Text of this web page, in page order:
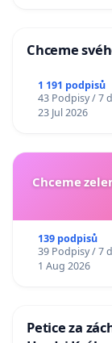
Chceme
1 191 podpisů
43 Podpisy / 7
23 Jul 2026
Chceme
139 podpisů
39 Podpisy / 7
1 Aug 2026
Petice za